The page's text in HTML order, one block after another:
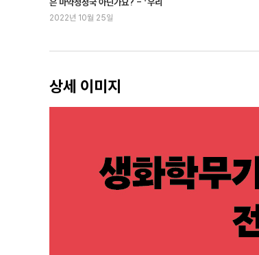
203고지를 점령하라 | 러일전쟁의 분수령 |
여순항 전투 | 러일전쟁 이후
5장 전쟁의 골칫거리, 말라리아
코코다 트랙의 전투 | 천적 | 말라리아를 근절
6장 스페인 독감, 그 시작과 끝
최초의 환자 | 늘어지는 전황과 미국의 참
시간이 지나도 퇴색되지 않는 열정 | 검증과
더 들어가기: 바이러스 치료제는 어디까지 와
은 마약청정국 아닌가요? - 『우리
는 마약을 모른다』 외
2022년 10월 25일
상세 이미지